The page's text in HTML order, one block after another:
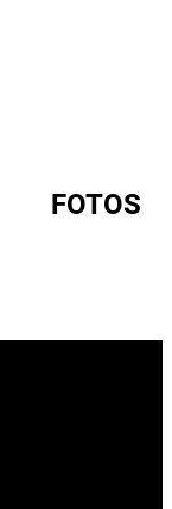
FOTOS